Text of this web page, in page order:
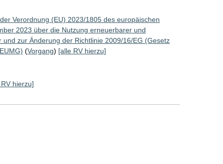
Verordnung (EU) 2023/1805 des europäischen
2023 über die Nutzung erneuerbarer und
zur Änderung der Richtlinie 2009/16/EG (Gesetz
(Vorgang) [alle RV hierzu]
hierzu]